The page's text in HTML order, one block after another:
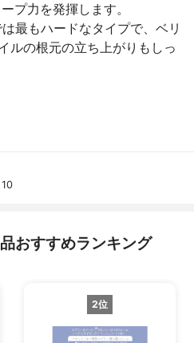
プ力を発揮します。
最もハードなタイプで、ベリ
ルの根元の立ち上がりもしっ
おすすめランキング
2位